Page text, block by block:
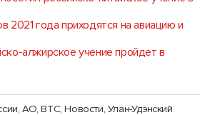
2021 года приходятся на авиацию и
алжирское учение пройдет в
АО,ВТС,Новости, Улан-Удэнский